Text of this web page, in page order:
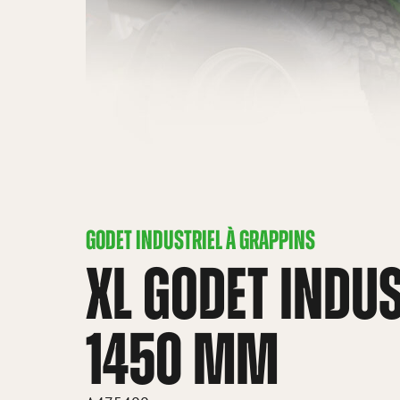
GODET INDUSTRIEL À GRAPPINS
XL GODET
1450 MM